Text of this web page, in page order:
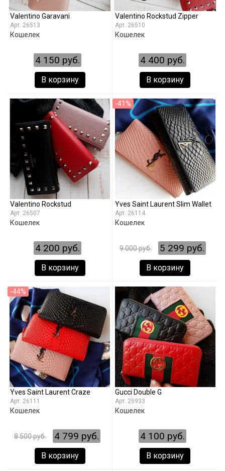
Valentino Garavani
26513
Кошелек
4 150 руб.
В корзину
Valentino Rockstud Zipper
26510
Кошелек
4 400 руб.
В корзину
Valentino Rockstud
26507
Кошелек
4 200 руб.
В корзину
-41%
Yves Saint Laurent Slim Wallet
26114
Кошелек
9 000 руб. 5 299 руб.
В корзину
-44%
Yves Saint Laurent Craze
26111
Кошелек
8 500 руб. 4 799 руб.
В корзину
Gucci Double G
25933
Кошелек
4 100 руб.
В корзину